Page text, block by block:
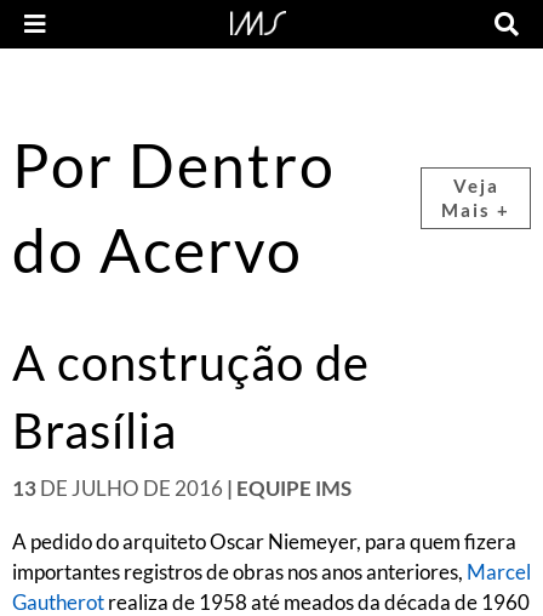
Por Dentro
do Acervo
Veja
Mais +
A construção de
Brasília
13DE JULHO DE 2016 | EQUIPE IMS
A pedido do arquiteto Oscar Niemeyer, para quem fizera
importantes registros de obras nos anos anteriores, Marcel
Gautherotrealiza de 1958 até meados da década de 1960